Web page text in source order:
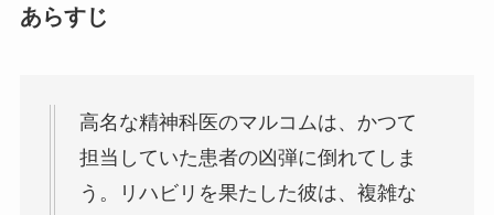
あらすじ
高名な精神科医のマルコムは、かつて
担当していた患者の凶弾に倒れてしま
う。リハビリを果たした彼は、複雑な